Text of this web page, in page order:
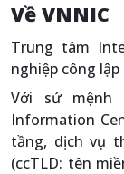
Về VNNIC
Trung tâm
nghiệp công
Với sứ mệnh
Information
tầng, dịch vụ
(ccTLD: tên